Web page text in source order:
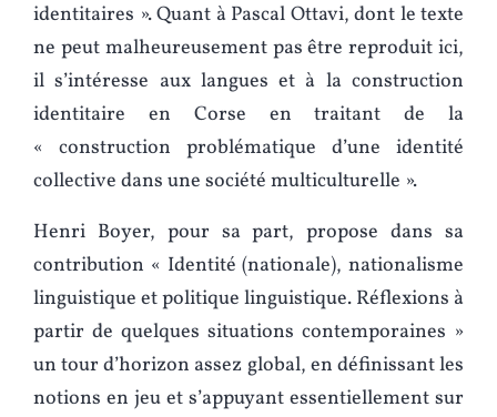
identitaires ». Quant à Pascal Ottavi, dont le texte
ne peut malheureusement pas être reproduit ici,
il s’intéresse aux langues et à la construction
identitaire en Corse en traitant de la
« construction problématique d’une identité
collective dans une société multiculturelle ».
Henri Boyer, pour sa part, propose dans sa
contribution « Identité (nationale), nationalisme
linguistique et politique linguistique. Réflexions à
partir de quelques situations contemporaines »
un tour d’horizon assez global, en définissant les
notions en jeu et s’appuyant essentiellement sur